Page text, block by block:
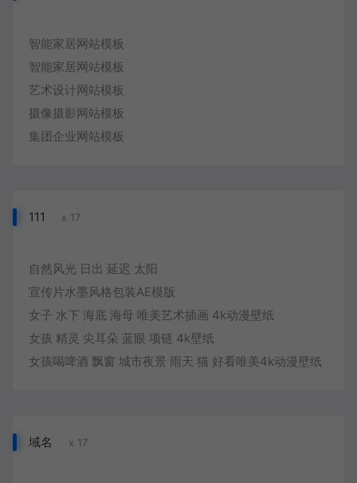
智能家居网站模板
智能家居网站模板
艺术设计网站模板
摄像摄影网站模板
集团企业网站模板
111 x 17
自然风光 日出 延迟 太阳
宣传片水墨风格包装AE模版
女子 水下 海底 海母 唯美艺术插画 4k动漫壁纸
女孩 精灵 尖耳朵 蓝眼 项链 4k壁纸
女孩喝啤酒 飘窗 城市夜景 雨天 猫 好看唯美4k动漫壁纸
域名 x 17